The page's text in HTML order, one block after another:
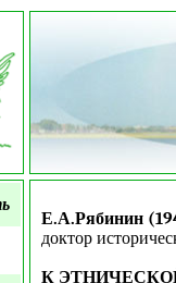
Е.А.Рябинин
доктор
К